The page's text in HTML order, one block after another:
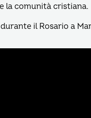
la comunità cristiana.
il Rosario a